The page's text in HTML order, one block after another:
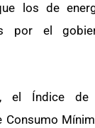
los de
por el
el Índice de
Consumo